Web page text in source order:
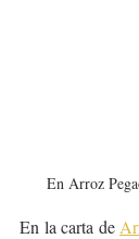
En Arroz
En la carta de